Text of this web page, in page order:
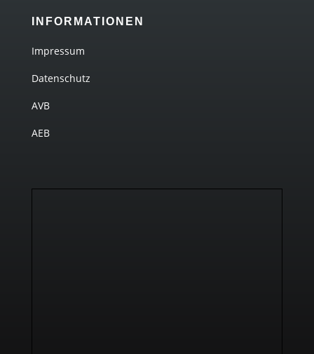
INFORMATIONEN
Impressum
Datenschutz
AVB
AEB